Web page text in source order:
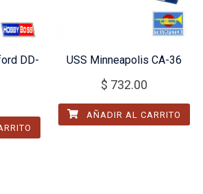
DD-
USS Minneapolis CA-36
$ 732.00
AÑADIR AL CARRITO